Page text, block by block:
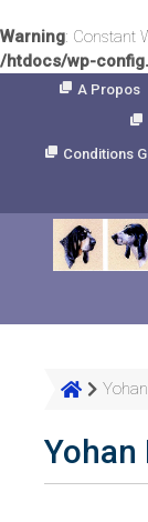
Warning: Constant
/htdocs/wp-
A Propos
Conditions
Yohan